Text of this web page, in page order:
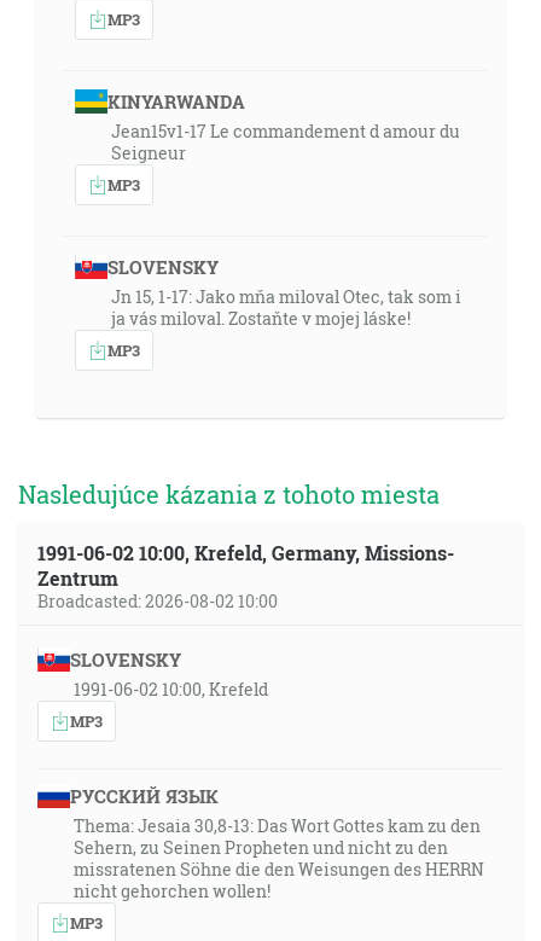
MP3
KINYARWANDA
Jean15v1-17 Le commandement d amour du
Seigneur
MP3
SLOVENSKY
Jn 15, 1-17: Jako mňa miloval Otec, tak som i
ja vás miloval. Zostaňte v mojej láske!
MP3
Nasledujúce kázania z tohoto miesta
1991-06-02 10:00, Krefeld, Germany, Missions-
Zentrum
Broadcasted: 2026-08-02 10:00
SLOVENSKY
1991-06-02 10:00, Krefeld
MP3
РУССКИЙ ЯЗЫК
Thema: Jesaia 30,8-13: Das Wort Gottes kam zu den
Sehern, zu Seinen Propheten und nicht zu den
missratenen Söhne die den Weisungen des HERRN
nicht gehorchen wollen!
MP3